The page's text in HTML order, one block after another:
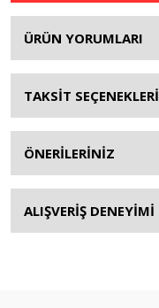
ÜRÜN YORUMLARI
TAKSİT SEÇENEKLERİ
ÖNERİLERİNİZ
ALIŞVERİŞ DENEYİMİ